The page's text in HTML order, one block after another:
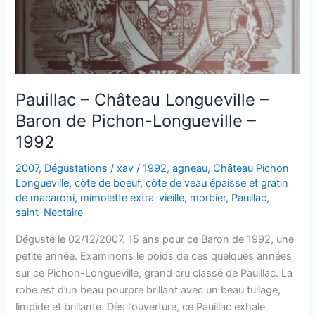
Pauillac – Château Longueville –
Baron de Pichon-Longueville –
1992
2007, Dégustations /xav/1992,agneau,Château Pichon
Longueville,côte de boeuf,côte de veau épaisse et gratin
de macaroni, mimolette extra-vieille, morbier, Pauillac,
saint-Nectaire
Dégusté le 02/12/2007. 15 ans pour ce Baron de 1992, une
petite année. Examinons le poids de ces quelques années
sur ce Pichon-Longueville, grand cru classé de Pauillac. La
robe est d’un beau pourpre brillant avec un beau tuilage,
limpide et brillante. Dès l’ouverture, ce Pauillac exhale